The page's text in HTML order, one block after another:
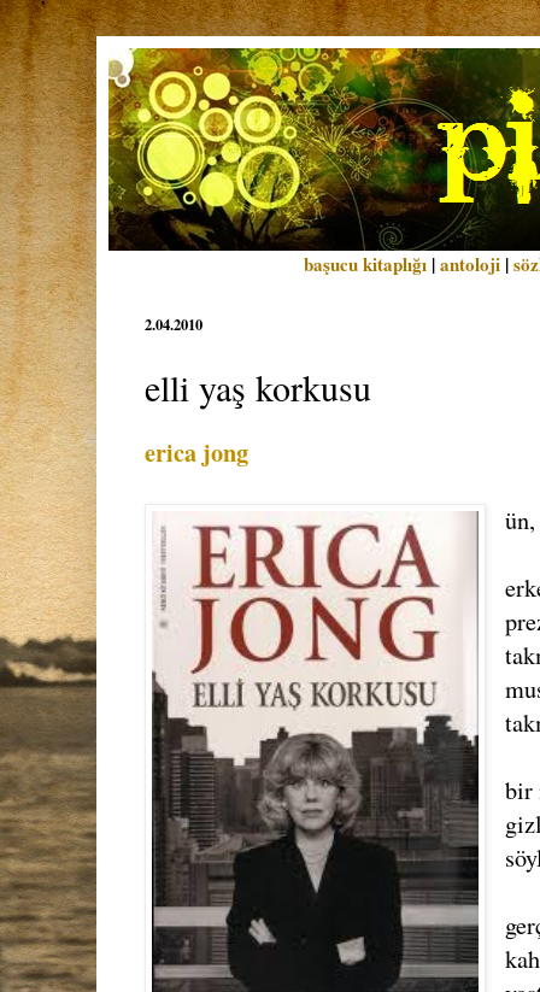
başucu kitaplığı |antoloji |
2.04.2010
elli yaş korkusu
erica jong
bir